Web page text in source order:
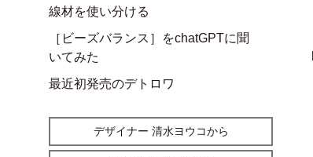
線材を使い分ける
［ビーズバランス］をchatGPTに聞
いてみた
最近初発売のデトロワ
デザイナー 清水ヨウコから